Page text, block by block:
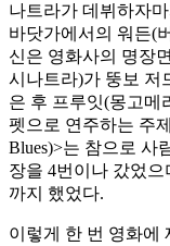
나트라가 데뷔하자
바닷가에서의 워든(
신은 영화사의 명장
시나트라)가 뚱보 저
은 후 프루잇(몽고메
펫으로 연주하는 주
Blues)>는 참으로 사
장을 4번이나 갔었
까지 했었다.
이렇게 한 번 영화에